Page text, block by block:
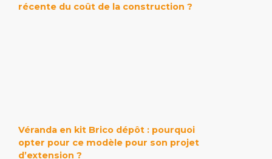
récente du coût de la construction ?
Véranda en kit Brico dépôt : pourquoi
opter pour ce modèle pour son projet
d’extension ?